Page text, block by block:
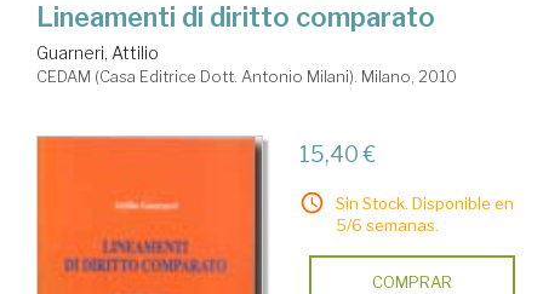
Lineamenti di diritto comparato
Guarneri, Attilio
CEDAM (Casa Editrice Dott. Antonio Milani). Milano, 2010
15,40 €
Sin Stock. Disponible en
5/6 semanas.
COMPRAR